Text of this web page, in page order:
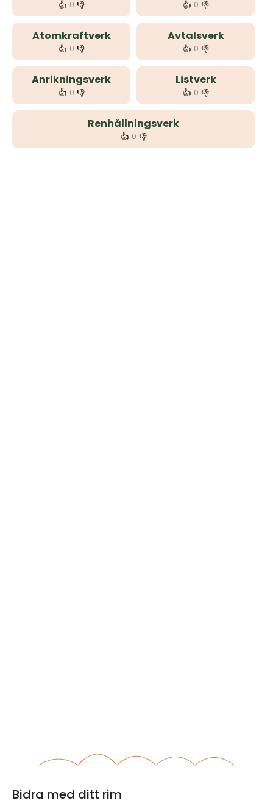
👍 0 👎 👍 0 👎
Atomkraftverk
👍 0 👎
Avtalsverk
👍 0 👎
Anrikningsverk
👍 0 👎
Listverk
👍 0 👎
Renhållningsverk
👍 0 👎
Bidra med ditt rim